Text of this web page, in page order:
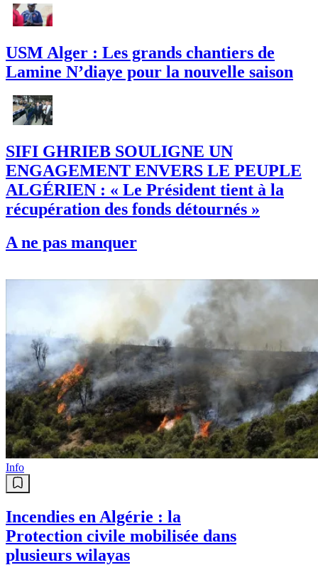
USM Alger : Les grands chantiers de
Lamine N’diaye pour la nouvelle saison
SIFI GHRIEB SOULIGNE UN
ENGAGEMENT ENVERS LE PEUPLE
ALGÉRIEN : « Le Président tient à la
récupération des fonds détournés »
A ne pas manquer
Info
Incendies en Algérie : la
Protection civile mobilisée dans
plusieurs wilayas